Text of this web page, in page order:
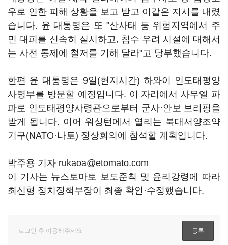
우로 인한 피해 상황을 보고 받고 이같은 지시를 내렸
습니다. 윤 대통령은 또 "산사태 등 위험지역에서 주
민 대피를 신속히 실시하고, 침수 우려 시설에 대해서
는 사전 통제에 철저를 기해 달라"고 당부했습니다.
한편 윤 대통령은 9일(현지시간) 하와이 인도태평양
사령부를 방문할 예정입니다. 이 자리에서 사무엘 파
파로 인도태평양사령관으로부터 군사·안보 브리핑을
받게 됩니다. 이어 워싱턴에서 열리는 북대서양조약
기구(NATO·나토) 정상회의에 참석할 계획입니다.
박주용 기자 rukaoa@etomato.com
이 기사는 뉴스토마토 보도준칙 및 윤리강령에 따라
최신형 정치정책부장이 최종 확인·수정했습니다.